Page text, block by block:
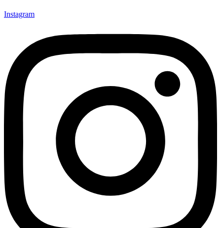
Instagram